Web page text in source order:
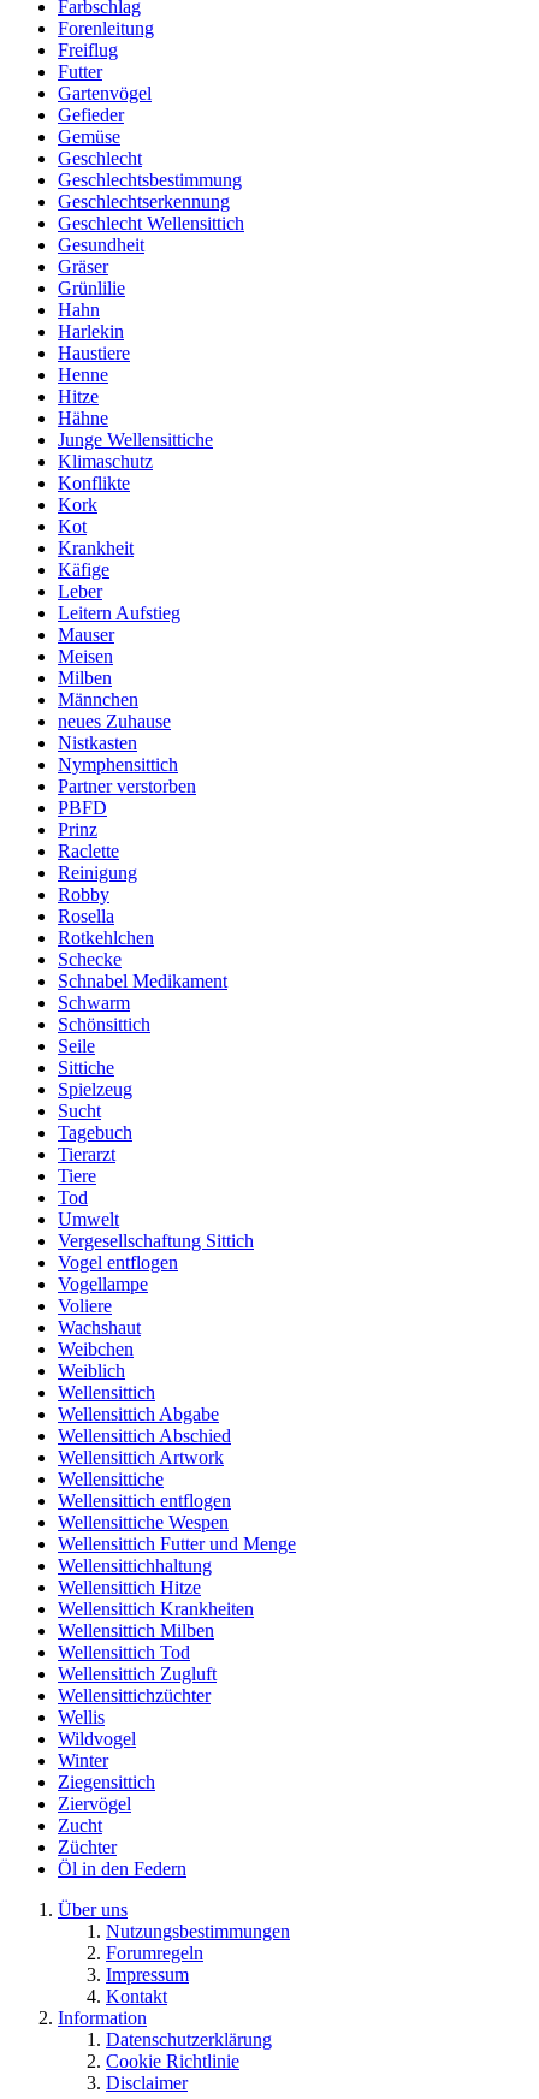
Farbschlag
Forenleitung
Freiflug
Futter
Gartenvögel
Gefieder
Gemüse
Geschlecht
Geschlechtsbestimmung
Geschlechtserkennung
Geschlecht Wellensittich
Gesundheit
Gräser
Grünlilie
Hahn
Harlekin
Haustiere
Henne
Hitze
Hähne
Junge Wellensittiche
Klimaschutz
Konflikte
Kork
Kot
Krankheit
Käfige
Leber
Leitern Aufstieg
Mauser
Meisen
Milben
Männchen
neues Zuhause
Nistkasten
Nymphensittich
Partner verstorben
PBFD
Prinz
Raclette
Reinigung
Robby
Rosella
Rotkehlchen
Schecke
Schnabel Medikament
Schwarm
Schönsittich
Seile
Sittiche
Spielzeug
Sucht
Tagebuch
Tierarzt
Tiere
Tod
Umwelt
Vergesellschaftung Sittich
Vogel entflogen
Vogellampe
Voliere
Wachshaut
Weibchen
Weiblich
Wellensittich
Wellensittich Abgabe
Wellensittich Abschied
Wellensittich Artwork
Wellensittiche
Wellensittich entflogen
Wellensittiche Wespen
Wellensittich Futter und Menge
Wellensittichhaltung
Wellensittich Hitze
Wellensittich Krankheiten
Wellensittich Milben
Wellensittich Tod
Wellensittich Zugluft
Wellensittichzüchter
Wellis
Wildvogel
Winter
Ziegensittich
Ziervögel
Zucht
Züchter
Öl in den Federn
Über uns
Nutzungsbestimmungen
Forumregeln
Impressum
Kontakt
Information
Datenschutzerklärung
Cookie Richtlinie
Disclaimer